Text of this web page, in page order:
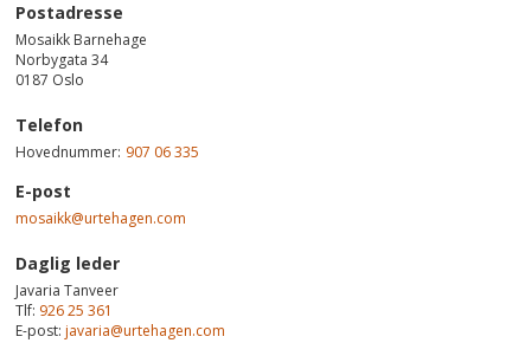
Postadresse
Mosaikk Barnehage
Norbygata 34
0187 Oslo
Telefon
Hovednummer: 907 06 335
E-post
mosaikk@urtehagen.com
Daglig leder
Javaria Tanveer
Tlf: 926 25 361
E-post:javaria@urtehagen.com